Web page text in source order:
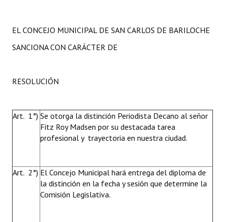
EL CONCEJO MUNICIPAL DE SAN CARLOS DE BARILOCHE
SANCIONA CON CARÁCTER DE
RESOLUCIÓN
Art. 1°) Se otorga la distinción Periodista Decano al señor
Fitz Roy Madsen por su destacada tarea
profesional y trayectoria en nuestra ciudad.
Art. 2°) El Concejo Municipal hará entrega del diploma de
la distinción en la fecha y sesión que determine la
Comisión Legislativa.